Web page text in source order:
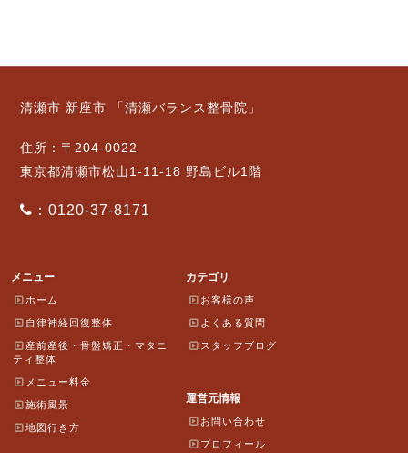
清瀬市 新座市 「清瀬バランス整骨院」
住所：〒204-0022
東京都清瀬市松山1-11-18 野島ビル1階
：0120-37-8171
メニュー
ホーム
自律神経回復整体
産前産後・骨盤矯正・マタニ
ティ整体
メニュー料金
施術風景
地図行き方
カテゴリ
お客様の声
よくある質問
スタッフブログ
運営元情報
お問い合わせ
プロフィール